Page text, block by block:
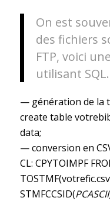
On est
des fichiers
FTP, voici
utilisant SQL.
— génération de la
create table
data;
— conversion en
CL: CPYTOIMPF
STMFCCSID(